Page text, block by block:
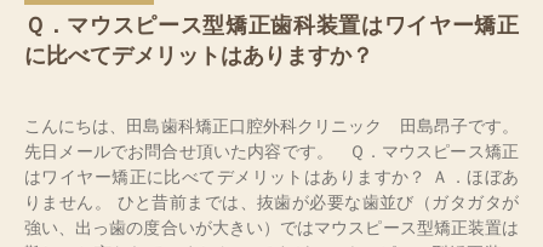
Ｑ．マウスピース型矯正歯科装置はワイヤー矯正
に比べてデメリットはありますか？
こんにちは、田島歯科矯正口腔外科クリニック 田島昂子です。
先日メールでお問合せ頂いた内容です。 Ｑ．マウスピース矯正
はワイヤー矯正に比べてデメリットはありますか？ Ａ．ほぼあ
りません。 ひと昔前までは、抜歯が必要な歯並び（ガタガタが
強い、出っ歯の度合いが大きい）ではマウスピース型矯正装置は